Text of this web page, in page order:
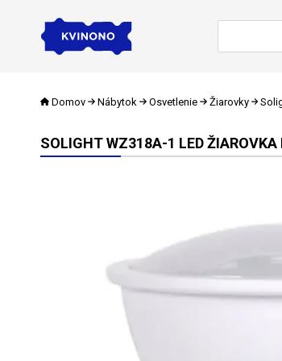
Domov Nábytok Osvetlenie Žiarovky
SOLIGHT WZ318A-1 LED